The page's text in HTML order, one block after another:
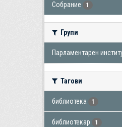
Собрание 1
Групи
Парламентарен
Тагови
библиотека 1
библиотекар 1